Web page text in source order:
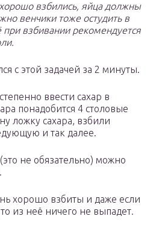
взбились, яйца должны
венчики тоже остудить в
взбивании рекомендуется
с этой задачей за 2 минуты.
ввести сахар в
понадобится 4 столовые
ложку сахара, взбили
и так далее.
не обязательно) можно
хорошо взбиты и даже если
из неё ничего не выпадет.